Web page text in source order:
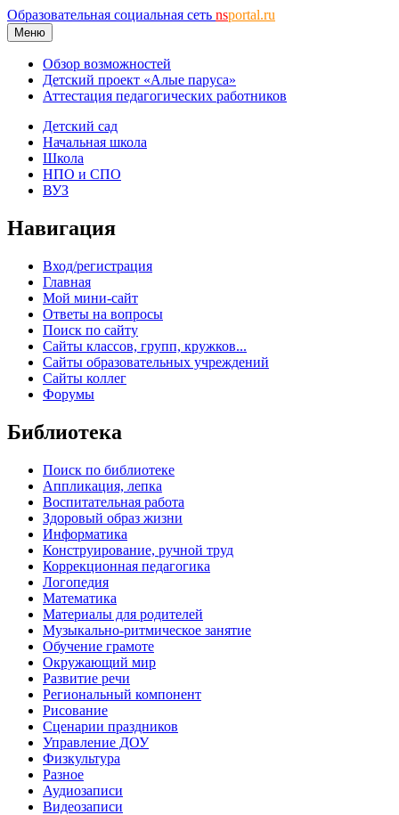
Образовательная социальная сеть nsportal.ru
Меню
Обзор возможностей
Детский проект «Алые паруса»
Аттестация педагогических работников
Детский сад
Начальная школа
Школа
НПО и СПО
ВУЗ
Навигация
Вход/регистрация
Главная
Мой мини-сайт
Ответы на вопросы
Поиск по сайту
Сайты классов, групп, кружков...
Сайты образовательных учреждений
Сайты коллег
Форумы
Библиотека
Поиск по библиотеке
Аппликация, лепка
Воспитательная работа
Здоровый образ жизни
Информатика
Конструирование, ручной труд
Коррекционная педагогика
Логопедия
Математика
Материалы для родителей
Музыкально-ритмическое занятие
Обучение грамоте
Окружающий мир
Развитие речи
Региональный компонент
Рисование
Сценарии праздников
Управление ДОУ
Физкультура
Разное
Аудиозаписи
Видеозаписи